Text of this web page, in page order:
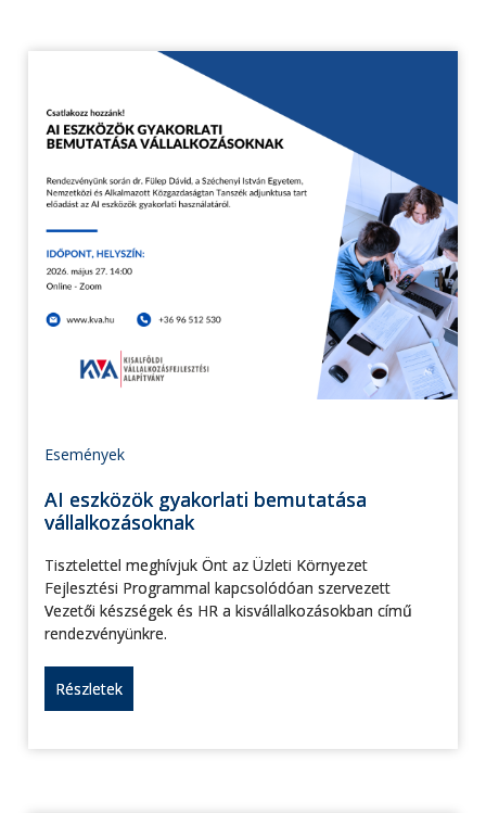
Események
AI eszközök gyakorlati bemutatása
vállalkozásoknak
Tisztelettel meghívjuk Önt az Üzleti Környezet
Fejlesztési Programmal kapcsolódóan szervezett
Vezetői készségek és HR a kisvállalkozásokban című
rendezvényünkre.
Részletek